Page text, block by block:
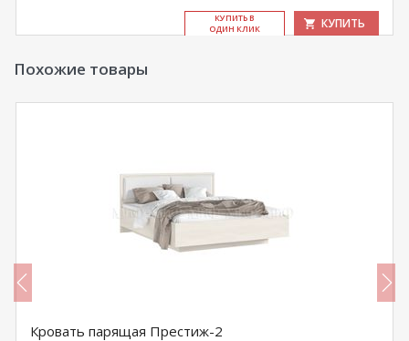
КУ­ПИТЬ В
ОДИН КЛИК
КУПИТЬ
Похожие товары
Кровать парящая Престиж-2